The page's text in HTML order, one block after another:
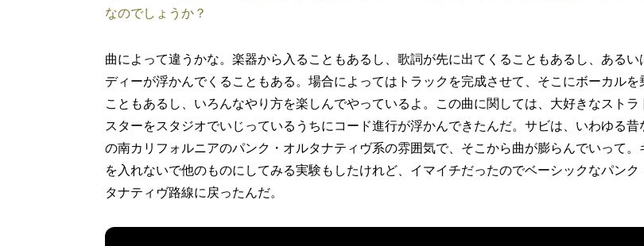
なのでしょうか？
曲によって違うかな。楽器から入ることもあるし、歌詞が先に出てくることもあるし、あるい
ディーが浮かんでくることもある。場合によってはトラックを完成させて、そこにボーカルを
こともあるし、いろんなやり方を楽しんでやっているよ。この曲に関しては、大好きなストラ
スターをスタジオでいじっているうちにコード進行が浮かんできたんだ。サビは、いわゆる昔
の南カリフォルニアのパンク・オルタナティヴ系の雰囲気で、そこから曲が膨らんでいって。
を入れないで他のものにしてみる実験もしたけれど、イマイチだったのでベーシックなパンク
タナティヴ路線に戻ったんだ。